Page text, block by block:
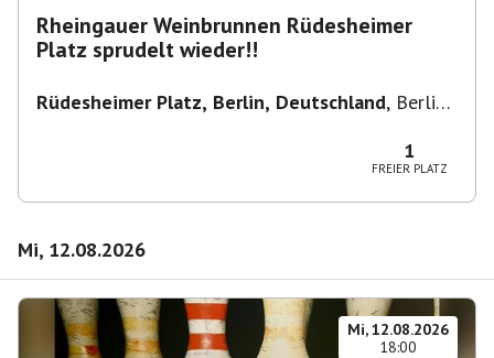
Rheingauer Weinbrunnen Rüdesheimer
Platz sprudelt wieder!!
Rüdesheimer Platz, Berlin, Deutschland, Berlin-
1
FREIER PLATZ
Mi, 12.08.2026
Mi, 12.08.2026
18:00